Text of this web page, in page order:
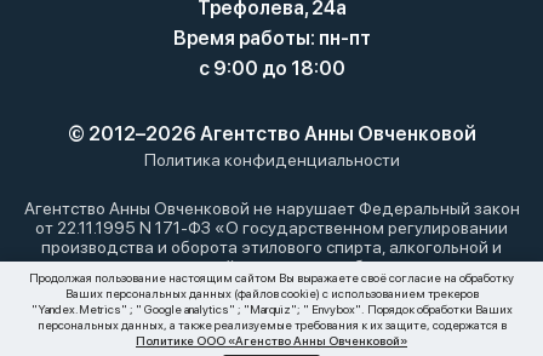
Трефолева, 24а
Время работы: пн-пт
с 9:00 до 18:00
Политика конфиденциальности
© 2012–2026 Агентство Анны Овченковой
Агентство Анны Овченковой не нарушает Федеральный закон
от 22.11.1995 N 171-ФЗ «О государственном регулировании
производства и оборота этилового спирта, алкогольной и
спиртосодержащей продукции и об ограничении
потребления (распития) алкогольной продукции»: мы не
осуществляем дистанционную торговлю алкоголем. Все
материалы, размещенные на этом сайте, носят
информационный характер и не являются публичной офертой.
Продолжая пользование настоящим сайтом Вы выражаете своё согласие на обработку
Ваших персональных данных (файлов cookie) с использованием трекеров
"Yandex.Metrics" ; " Google analytics" ; "Marquiz"; " Envybox". Порядок обработки Ваших
персональных данных, а также реализуемые требования к их защите, содержатся в
Политике ООО «Агенство Анны Овченковой»